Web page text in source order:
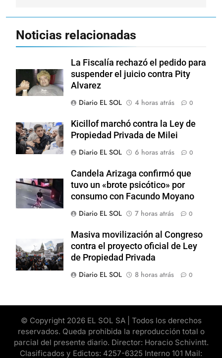
Noticias relacionadas
La Fiscalía rechazó el pedido para
suspender el juicio contra Pity
Alvarez
Diario EL SOL
4 horas atrás 0
Kicillof marchó contra la Ley de
Propiedad Privada de Milei
Diario EL SOL
6 horas atrás 0
Candela Arizaga confirmó que
tuvo un «brote psicótico» por
consumo con Facundo Moyano
Diario EL SOL
7 horas atrás 0
Masiva movilización al Congreso
contra el proyecto oficial de Ley
de Propiedad Privada
Diario EL SOL
8 horas atrás 0
© Copyright 2026 EL SOL SA | Todos los derechos
reservados. Queda prohibida la reproducción total o
parcial del presente diario. Director: Horacio Schivintt.
Clasificados y Edictos: 4257-6325 Interno 101 Mail: